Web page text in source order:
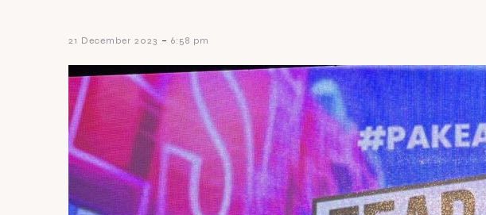
21 December 2023 - 6:58 pm